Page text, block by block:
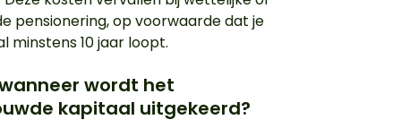
pensionering, op voorwaarde dat je
minstens 10 jaar loopt.
wordt het
kapitaal uitgekeerd?